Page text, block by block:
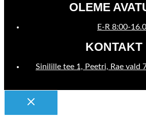
OLEME
E-R 8:00-
KONTAKT
Sinilille tee 1, Peetri, Rae vald